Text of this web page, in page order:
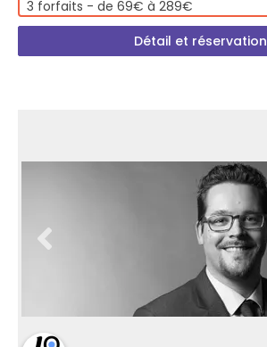
3 forfaits - de 69€ à 289€
Détail et réservation